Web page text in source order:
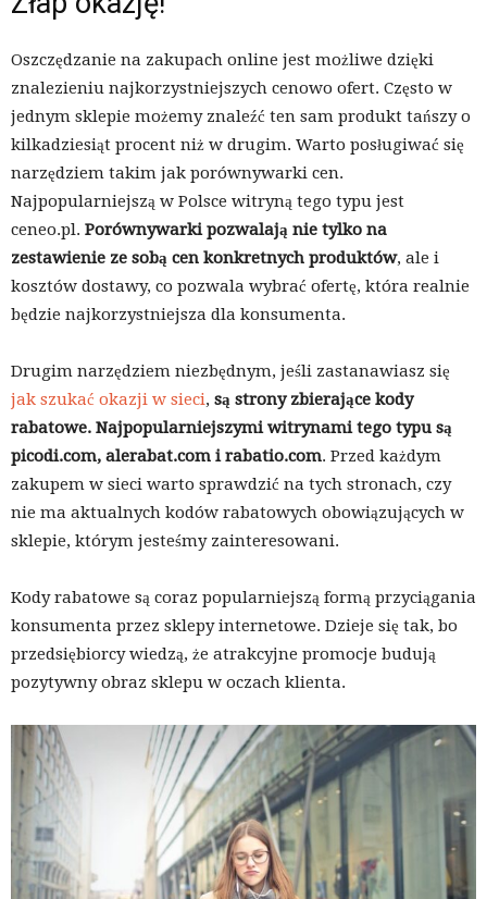
Oszczędzanie na zakupach online jest możliwe dzięki
znalezieniu najkorzystniejszych cenowo ofert. Często w
jednym sklepie możemy znaleźć ten sam produkt tańszy o
kilkadziesiąt procent niż w drugim. Warto posługiwać się
narzędziem takim jak porównywarki cen.
Najpopularniejszą w Polsce witryną tego typu jest
ceneo.pl. Porównywarki pozwalają nie tylko na
zestawienie ze sobą cen konkretnych produktów, ale i
kosztów dostawy, co pozwala wybrać ofertę, która realnie
będzie najkorzystniejsza dla konsumenta.
Drugim narzędziem niezbędnym, jeśli zastanawiasz się
jak szukać okazji w sieci, są strony zbierające kody
rabatowe. Najpopularniejszymi witrynami tego typu są
picodi.com, alerabat.com i rabatio.com. Przed każdym
zakupem w sieci warto sprawdzić na tych stronach, czy
nie ma aktualnych kodów rabatowych obowiązujących w
sklepie, którym jesteśmy zainteresowani.
Kody rabatowe są coraz popularniejszą formą przyciągania
konsumenta przez sklepy internetowe. Dzieje się tak, bo
przedsiębiorcy wiedzą, że atrakcyjne promocje budują
pozytywny obraz sklepu w oczach klienta.